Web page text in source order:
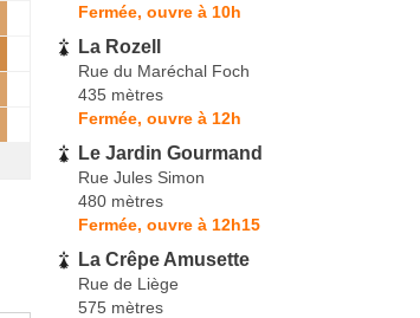
Fermée, ouvre à 10h
La Rozell
Rue du Maréchal Foch
435 mètres
Fermée, ouvre à 12h
Le Jardin Gourmand
Rue Jules Simon
480 mètres
Fermée, ouvre à 12h15
La Crêpe Amusette
Rue de Liège
575 mètres